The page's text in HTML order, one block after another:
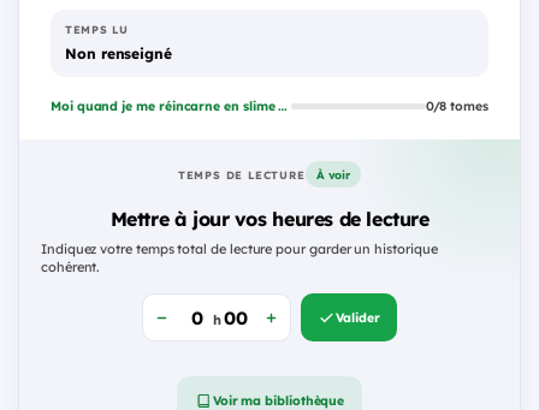
TEMPS LU
Non renseigné
Moi quand je me réincarne en slime - Trinité 0/8 tomes
TEMPS DE LECTURE À voir
Mettre à jour vos heures de lecture
Indiquez votre temps total de lecture pour garder un historique
cohérent.
h Valider
Voir ma bibliothèque